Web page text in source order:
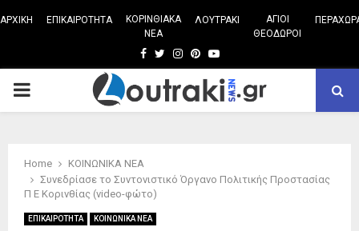
ΑΡΧΙΚΗ ΕΠΙΚΑΙΡΟΤΗΤΑ
ΚΟΡΙΝΘΙΑΚΑ
ΝΕΑ
ΛΟΥΤΡΑΚΙ
ΑΓΙΟΙ
ΘΕΟΔΩΡΟΙ
Facebook
TwitterInstagram
Pinterest
Youtube
PRIMARY
Home
ΚΟΙΝΩΝΙΚΑ ΝΕΑ
Συνεδρίασε το Συντονιστικό Όργανο Πολιτικής Προστασίας
Π Ε Κορινθίας (video-φώτο)
ΕΠΙΚΑΙΡΟΤΗΤΑ ΚΟΙΝΩΝΙΚΑ ΝΕΑ